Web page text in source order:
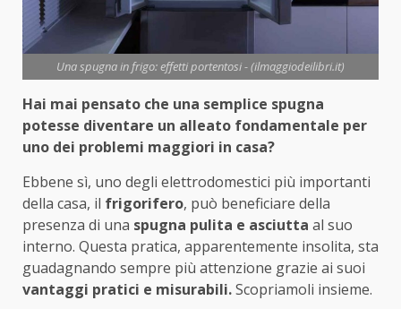
Una spugna in frigo: effetti portentosi - (ilmaggiodeilibri.it)
Hai mai pensato che una semplice spugna
potesse diventare un alleato fondamentale per
uno dei problemi maggiori in casa?
Ebbene sì, uno degli elettrodomestici più importanti
della casa, il frigorifero, può beneficiare della
presenza di una spugna pulita e asciutta al suo
interno. Questa pratica, apparentemente insolita, sta
guadagnando sempre più attenzione grazie ai suoi
vantaggi pratici e misurabili.Scopriamoli insieme.